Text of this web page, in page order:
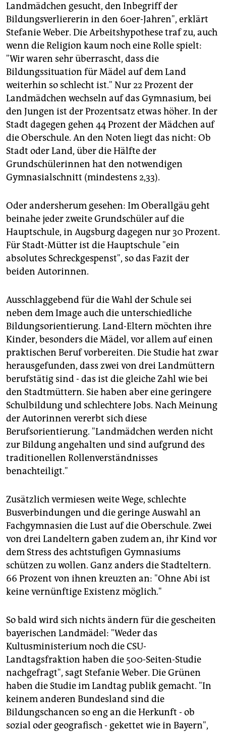
Landmädchen gesucht, den Inbegriff der
Bildungsverliererin in den 60er-Jahren", erklärt
Stefanie Weber. Die Arbeitshypothese traf zu, auch
wenn die Religion kaum noch eine Rolle spielt:
"Wir waren sehr überrascht, dass die
Bildungssituation für Mädel auf dem Land
weiterhin so schlecht ist." Nur 22 Prozent der
Landmädchen wechseln auf das Gymnasium, bei
den Jungen ist der Prozentsatz etwas höher. In der
Stadt dagegen gehen 44 Prozent der Mädchen auf
die Oberschule. An den Noten liegt das nicht: Ob
Stadt oder Land, über die Hälfte der
Grundschülerinnen hat den notwendigen
Gymnasialschnitt (mindestens 2,33).
Oder andersherum gesehen: Im Oberallgäu geht
beinahe jeder zweite Grundschüler auf die
Hauptschule, in Augsburg dagegen nur 30 Prozent.
Für Stadt-Mütter ist die Hauptschule "ein
absolutes Schreckgespenst", so das Fazit der
beiden Autorinnen.
Ausschlaggebend für die Wahl der Schule sei
neben dem Image auch die unterschiedliche
Bildungsorientierung. Land-Eltern möchten ihre
Kinder, besonders die Mädel, vor allem auf einen
praktischen Beruf vorbereiten. Die Studie hat zwar
herausgefunden, dass zwei von drei Landmüttern
berufstätig sind - das ist die gleiche Zahl wie bei
den Stadtmüttern. Sie haben aber eine geringere
Schulbildung und schlechtere Jobs. Nach Meinung
der Autorinnen vererbt sich diese
Berufsorientierung. "Landmädchen werden nicht
zur Bildung angehalten und sind aufgrund des
traditionellen Rollenverständnisses
benachteiligt."
Zusätzlich vermiesen weite Wege, schlechte
Busverbindungen und die geringe Auswahl an
Fachgymnasien die Lust auf die Oberschule. Zwei
von drei Landeltern gaben zudem an, ihr Kind vor
dem Stress des achtstufigen Gymnasiums
schützen zu wollen. Ganz anders die Stadteltern.
66 Prozent von ihnen kreuzten an: "Ohne Abi ist
keine vernünftige Existenz möglich."
So bald wird sich nichts ändern für die gescheiten
bayerischen Landmädel: "Weder das
Kultusministerium noch die CSU-
Landtagsfraktion haben die 500-Seiten-Studie
nachgefragt", sagt Stefanie Weber. Die Grünen
haben die Studie im Landtag publik gemacht. "In
keinem anderen Bundesland sind die
Bildungschancen so eng an die Herkunft - ob
sozial oder geografisch - gekettet wie in Bayern",